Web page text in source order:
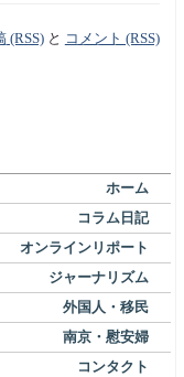
(RSS)と コメント (RSS)
ホーム
コラム日記
オンラインリポート
ジャーナリズム
外国人・移民
南京・慰安婦
コンタクト